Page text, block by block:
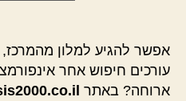
אפשר להגיע למלון מהמרכז,
עורכים חיפוש אחר
ארוחה? באתר